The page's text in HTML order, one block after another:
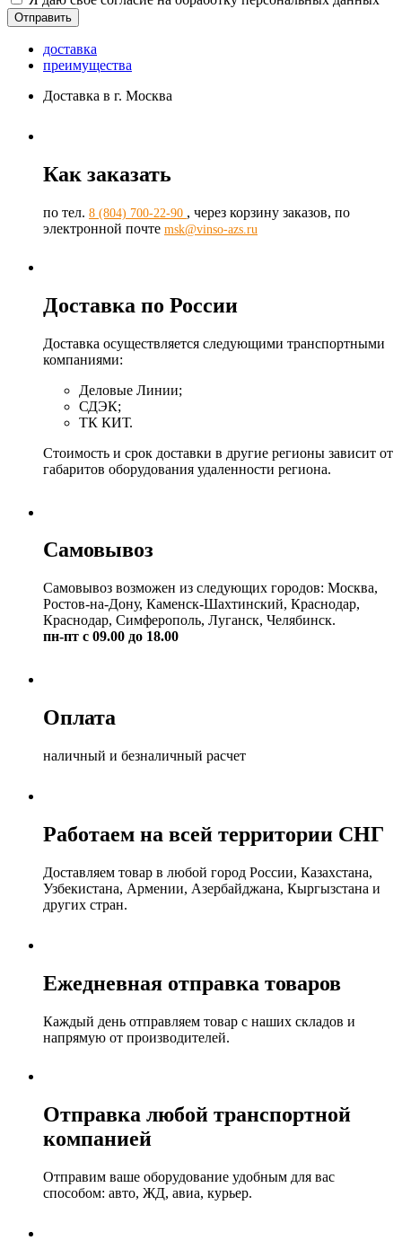
доставка
преимущества
Доставка в г. Москва
Как заказать
по тел. 8 (804) 700-22-90 , через корзину заказов, по
электронной почте msk@vinso-azs.ru
Доставка по России
Доставка осуществляется следующими транспортными
компаниями:
Деловые Линии;
СДЭК;
ТК КИТ.
Стоимость и срок доставки в другие регионы зависит от
габаритов оборудования удаленности региона.
Самовывоз
Самовывоз возможен из следующих городов: Москва,
Ростов-на-Дону, Каменск-Шахтинский, Краснодар,
Краснодар, Симферополь, Луганск, Челябинск.
пн-пт с 09.00 до 18.00
Оплата
наличный и безналичный расчет
Работаем на всей территории СНГ
Доставляем товар в любой город России, Казахстана,
Узбекистана, Армении, Азербайджана, Кыргызстана и
других стран.
Ежедневная отправка товаров
Каждый день отправляем товар с наших складов и
напрямую от производителей.
Отправка любой транспортной
компанией
Отправим ваше оборудование удобным для вас
способом: авто, ЖД, авиа, курьер.